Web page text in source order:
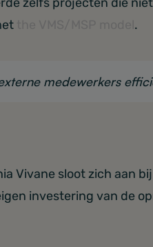
.
medewerkers
Vivane sloot zich aan
investering van de